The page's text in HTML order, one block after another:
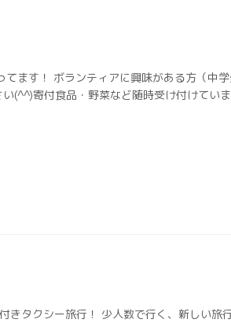
ます！ ボランティアに興味がある方（中
(^^)寄付食品・野菜など随時受け付けてい
きタクシー旅行！ 少人数で行く、新しい旅